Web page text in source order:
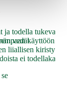
vedät
ja todella tukevat
käyttöön!
liiallisen
ei